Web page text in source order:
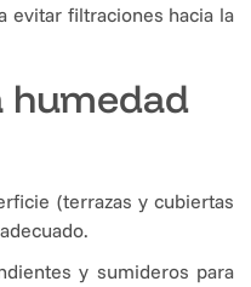
evitar filtraciones hacia la
humedad
(terrazas y cubiertas
y sumideros para